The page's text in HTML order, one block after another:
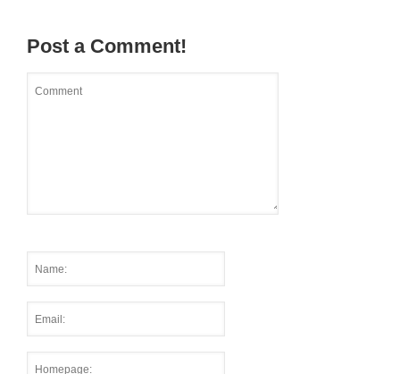
Post a Comment!